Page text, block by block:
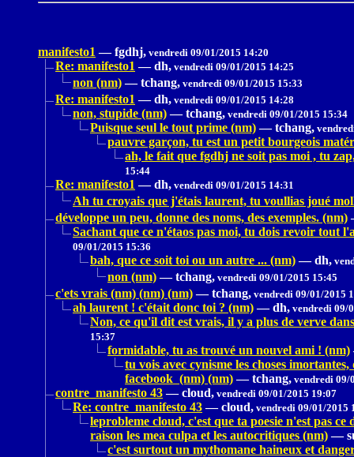
manifesto1 — fgdhj, vendredi 09/01/2015 14:20
Re: manifesto1 — dh, vendredi 09/01/2015 14:25
non (nm) — tchang, vendredi 09/01/2015 15:33
Re: manifesto1 — dh, vendredi 09/01/2015 14:28
non, stupide (nm) — tchang, vendredi 09/01/2015 15:34
Puisque seul le tout prime (nm) — tchang,
pauvre garçon, tu est un petit bourgeois
ah, le fait que fgdhj ne soit pas moi , tu
15:44
Re: manifesto1 — dh, vendredi 09/01/2015 14:31
Ah tu croyais que j'étais laurent, tu voullias joué
développe un peu, donne des noms, des exemples. (nm)
Sachant que ce n'étaos pas moi, tu dois revoir tout
09/01/2015 15:36
bah, que ce soit toi ou un autre ... (nm) — dh,
non (nm) — tchang, vendredi 09/01/2015 15:45
c'ets vrais (nm) (nm) (nm) — tchang, vendredi 09/01/2015
ah laurent ! c'était donc toi ? (nm) — dh, vendredi 09/
Non, ce qu'il dit est vrais, il y a plus de verve
15:37
formidable, tu as trouvé un nouvel ami ! (nm)
tu vois avec cynisme les choses
facebook (nm) (nm) — tchang, vendredi 09/
contre_manifesto 43 — cloud, vendredi 09/01/2015 19:07
Re: contre_manifesto 43 — cloud, vendredi 09/01/2015
leprobleme cloud, c'est que ta poesie n'est pas
raison les mea culpa et les autocritiques (nm) —
c'est surtout un mythomane haineux et